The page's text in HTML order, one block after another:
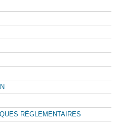
RÈGLEMENTAIRES